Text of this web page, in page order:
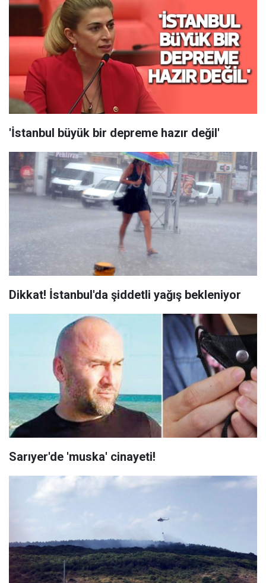
'İstanbul büyük bir depreme hazır değil'
Dikkat! İstanbul'da şiddetli yağış bekleniyor
Sarıyer'de 'muska' cinayeti!